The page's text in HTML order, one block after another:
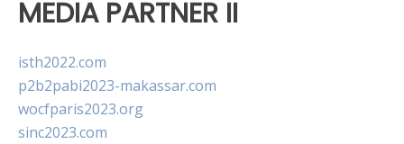
MEDIA PARTNER II
isth2022.com
p2b2pabi2023-makassar.com
wocfparis2023.org
sinc2023.com